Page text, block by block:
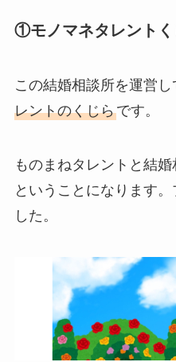
①モノマネタレント
この結婚相談所を運営し
レントのくじらです。
ものまねタレントと結
ということになります
した。